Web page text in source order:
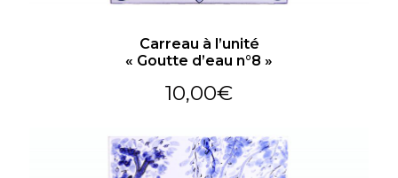
Carreau à l’unité
« Goutte d’eau n°8 »
10,00€